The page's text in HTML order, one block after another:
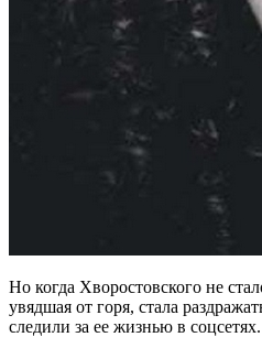
Но когда Хворостовского не
увядшая от горя, стала
следили за ее жизнью в соцсетях.